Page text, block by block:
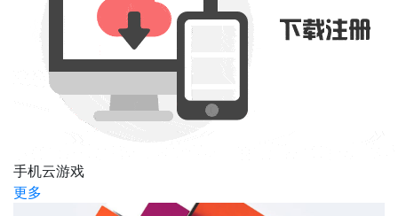
手机云游戏
更多